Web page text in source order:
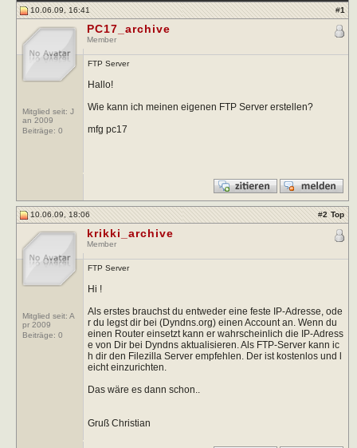
10.06.09, 16:41 #1
Mitglied seit: J
an 2009
Beiträge: 0
PC17_archive
Member
FTP Server
Hallo!
Wie kann ich meinen eigenen FTP Server erstellen?
mfg pc17
10.06.09, 18:06 #2 Top
Mitglied seit: A
pr 2009
Beiträge: 0
krikki_archive
Member
FTP Server
Hi !
Als erstes brauchst du entweder eine feste IP-Adresse, ode
r du legst dir bei (Dyndns.org) einen Account an. Wenn du
einen Router einsetzt kann er wahrscheinlich die IP-Adress
e von Dir bei Dyndns aktualisieren. Als FTP-Server kann ic
h dir den Filezilla Server empfehlen. Der ist kostenlos und l
eicht einzurichten.
Das wäre es dann schon..
Gruß Christian